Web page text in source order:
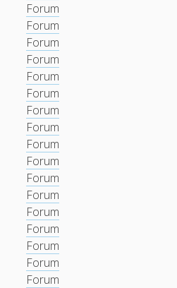
Forum
Forum
Forum
Forum
Forum
Forum
Forum
Forum
Forum
Forum
Forum
Forum
Forum
Forum
Forum
Forum
Forum